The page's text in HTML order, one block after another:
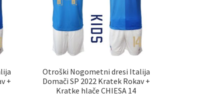
izdelka
+
Otroški Nogometni dresi Italija
Domači SP 2022 Kratek Rokav +
Kratke hlače CHIESA 14